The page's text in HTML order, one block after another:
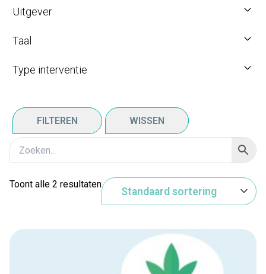
Uitgever
Taal
Type interventie
FILTEREN WISSEN
Toont alle 2 resultaten